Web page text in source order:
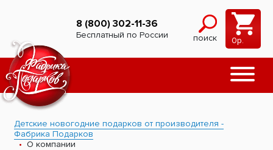
8 (800) 302-11-36
Бесплатный по России поиск 0р.
Детские новогодние подарков от производителя -
Фабрика Подарков
О компании